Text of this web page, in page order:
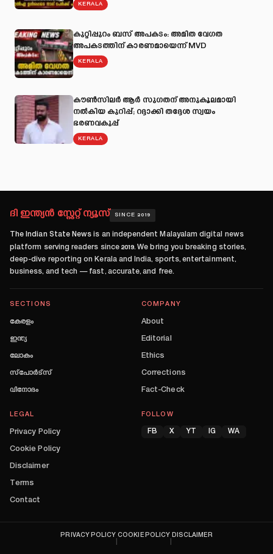
KERALA
കുറ്റിപ്പുറം ബസ് അപകടം: അമിത വേഗത
അപകടത്തിന് കാരണമായെന്ന് MVD
KERALA
കൗൺസിലർ ആർ സുഗതന് അനുകൂലമായി
നല്‍കിയ കുറിപ്പ്; റദ്ദാക്കി തദ്ദേശ സ്വയം
ഭരണവകുപ്പ്
KERALA
ദി ഇന്ത്യൻ സ്റ്റേറ്റ് ന്യൂസ് SINCE 2019
The Indian State News is an independent Malayalam digital news
platform serving readers since 2019. We bring you breaking stories,
deep-dive reporting on Kerala and India, sports, entertainment,
business, and tech — fast, accurate, and free.
SECTIONS
കേരളം
ഇന്ത്യ
ലോകം
സ്പോർട്സ്
വിനോദം
COMPANY
About
Editorial
Ethics
Corrections
Fact-Check
LEGAL
Privacy Policy
Cookie Policy
Disclaimer
Terms
Contact
FOLLOW
FB X YT IG WA
PRIVACY POLICY COOKIE POLICY DISCLAIMER